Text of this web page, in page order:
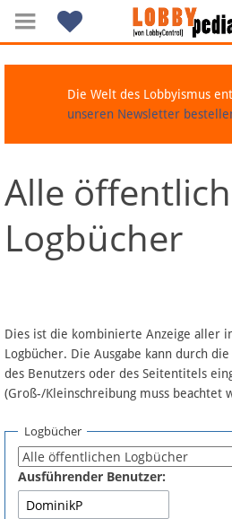
Navigation
Über Lobbypedia
Artikel nach Kategorien
FAQ
Fördermitglied werden
Fehler melden
Die Welt des Lobbyismus
unseren Newsletter
Alle
Logbücher
Dies ist die kombinierte Anzeige aller
Logbücher. Die Ausgabe kann durch
des Benutzers oder des Seitentitels
(Groß-/Kleinschreibung muss beachtet
Logbücher
Ausführender Benutzer: